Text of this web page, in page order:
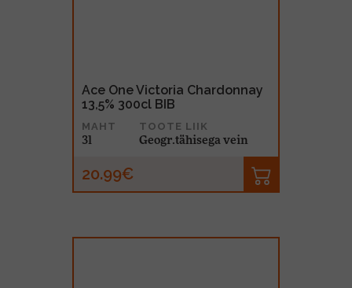
Ace One Victoria Chardonnay
13,5% 300cl BIB
MAHT
3l
TOOTE LIIK
Geogr.tähisega vein
20.99€